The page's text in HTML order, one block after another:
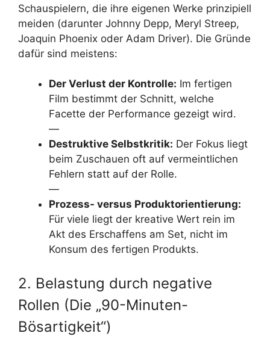
Schauspielern, die ihre eigenen Werke prinzipiell
meiden (darunter Johnny Depp, Meryl Streep,
Joaquin Phoenix oder Adam Driver). Die Gründe
dafür sind meistens:
Der Verlust der Kontrolle: Im fertigen
Film bestimmt der Schnitt, welche
Facette der Performance gezeigt wird.
—
Destruktive Selbstkritik: Der Fokus liegt
beim Zuschauen oft auf vermeintlichen
Fehlern statt auf der Rolle.
—
Prozess- versus Produktorientierung:
Für viele liegt der kreative Wert rein im
Akt des Erschaffens am Set, nicht im
Konsum des fertigen Produkts.
2. Belastung durch negative
Rollen (Die „90-Minuten-
Bösartigkeit“)